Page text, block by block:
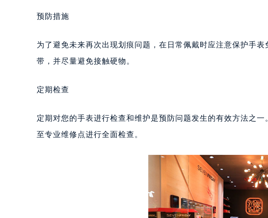
东莞市东城街道鸿福东路1号民盈国贸中心T1写
武汉市江汉区解放大道686号世界贸易大厦38层
南宁市青秀区金湖路59号地王大厦12楼1224室
泉州市丰泽区宝洲路729号浦西万达中心写字楼
青岛市南区山东路6号华润大厦B座22层04室（
烟台市芝罘区胜利路139号万达金融中心A座
长春市朝阳区西安大路727号中银大厦A座(旺进
预防措施
为了避免未来再次出现划痕问题，在日常佩戴时应注意保护手
带，并尽量避免接触硬物。
定期检查
定期对您的手表进行检查和维护是预防问题发生的有效方法之
至专业维修点进行全面检查。